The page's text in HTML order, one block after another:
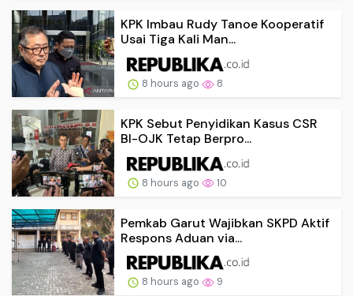
KPK Imbau Rudy Tanoe Kooperatif
Usai Tiga Kali Man...
8 hours ago 8
KPK Sebut Penyidikan Kasus CSR
BI-OJK Tetap Berpro...
8 hours ago 10
Pemkab Garut Wajibkan SKPD Aktif
Respons Aduan via...
8 hours ago 9